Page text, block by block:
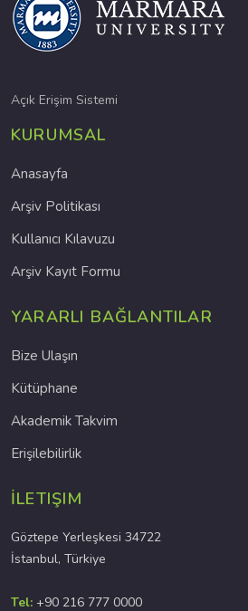
Açık Erişim Sistemi
KURUMSAL
Anasayfa
Arşiv Politikası
Kullanıcı Kılavuzu
Arşiv Kayıt Formu
YARARLI BAĞLANTILAR
Bize Ulaşın
Kütüphane
Akademik Takvim
Erişilebilirlik
İLETIŞIM
Göztepe Yerleşkesi 34722
İstanbul, Türkiye
Tel: +90 216 777 0000